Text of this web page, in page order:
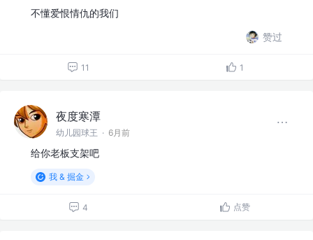
不懂爱恨情仇的我们
赞过
11 1
夜度寒潭
幼儿园球王 · 6月前
给你老板支架吧
我 & 掘金
4 点赞